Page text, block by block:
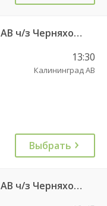
580 Гусев КДП — Калининград АВ ч/з Черняховск АС
13:30
Калининград АВ
Выбрать
580 Гусев КДП — Калининград АВ ч/з Черняховск АС